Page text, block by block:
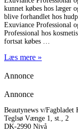
kunnet købes hos læger
blive forhandlet hos
Exuviance Professional
Professional hos
fortsat købes
Læs mere »
Annonce
Annonce
Beautynews v/Fagbladet
Teglsø Vænge 1, st., 2
DK-2990 Nivå